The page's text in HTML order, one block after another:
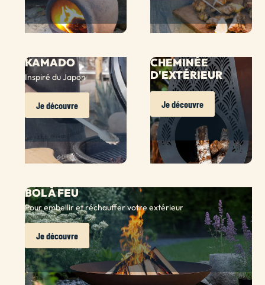
KAMADO
Inspiré du Japon
Je découvre
CHEMINÉE
D'EXTÉRIEUR
Je découvre
BOL À FEU
Pour embellir et réchauffer votre extérieur
Je découvre